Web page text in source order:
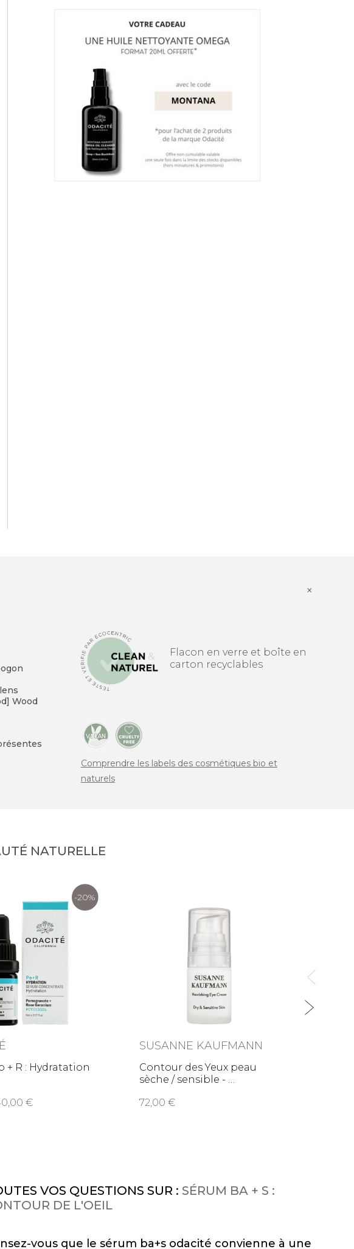
×
Wood
Flacon en verre et boîte en
carton recyclables
Comprendre les labels des cosmétiques bio et
naturels
NATURELLE
-20%
+ R : Hydratation
SUSANNE KAUFMANN
Contour des Yeux peau
sèche / sensible -
72,00
VOS QUESTIONS SUR : SÉRUM BA + S :
DE L'OEIL
vous que le sérum ba+s odacité convienne à une